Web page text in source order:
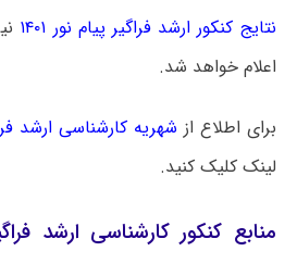
نتایج کنکور ارشد فراگیر پیام نور ۱۴۰۱
اعلام خواهد شد.
برای اطلاع از شهریه کارشناسی ارشد
لینک کلیک کنید.
منابع کنکور کارشناسی ارشد